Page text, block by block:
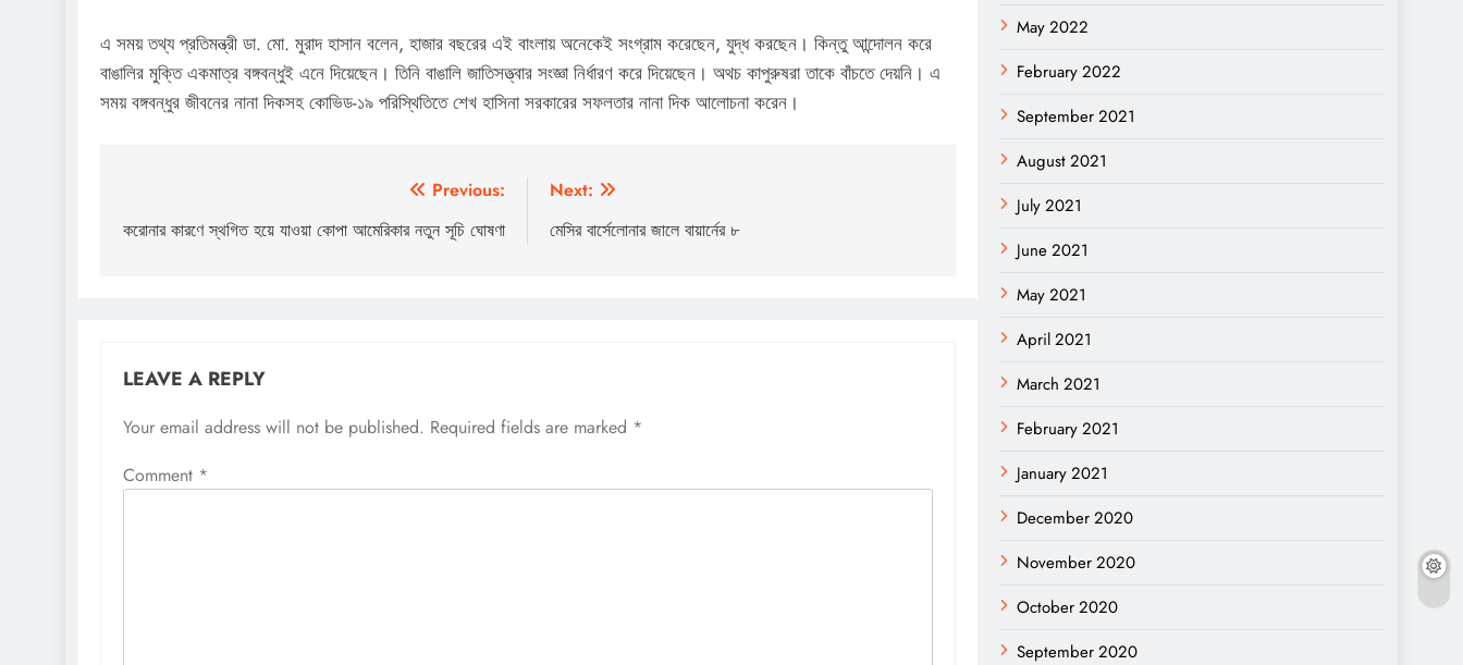
এ সময় তথ্য প্রতিমন্ত্রী ডা. মো. মুরাদ হাসান বলেন, হাজার বছরের এই বাংলায় অনেকেই সংগ্রাম করেছেন, যুদ্ধ করছেন। কিন্তু আন্দোলন করে
বাঙালির মুক্তি একমাত্র বঙ্গবন্ধুই এনে দিয়েছেন। তিনি বাঙালি জাতিসত্ত্বার সংজ্ঞা নির্ধারণ করে দিয়েছেন। অথচ কাপুরুষরা তাকে বাঁচতে দেয়নি। এ
সময় বঙ্গবন্ধুর জীবনের নানা দিকসহ কোভিড-১৯ পরিস্থিতিতে শেখ হাসিনা সরকারের সফলতার নানা দিক আলোচনা করেন।
navigation
Previous:
করোনার কারণে স্থগিত হয়ে যাওয়া কোপা আমেরিকার নতুন সূচি ঘোষণা
Next:
মেসির বার্সেলোনার জালে বায়ার্নের ৮
LEAVE A REPLY
Your email address will not be published. Required fields are marked *
Comment *
May 2022
February 2022
September 2021
August 2021
July 2021
June 2021
May 2021
April 2021
March 2021
February 2021
January 2021
December 2020
November 2020
October 2020
September 2020